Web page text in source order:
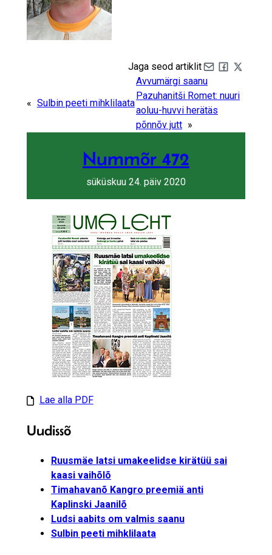
Jaga seod artiklit
Share by e-mail
« Sulbin peeti mihklilaata
Avvumärgi saanu
Pazuhanitši Romet: nuuri
aoluu-huvvi herätäs
põnnõv jutt »
Nummõr 472
süküskuu 24. päiv 2020
Lae alla PDF
Uudissõ
Ruusmäe latsi umakeelidse kirätüü sai
kaasi vaihõlõ
Timahavanõ Kangro preemiä anti
Kaplinski Jaanilõ
Ludsi aabits om valmis saanu
Sulbin peeti mihklilaata